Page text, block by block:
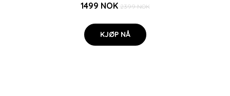
1499 NOK 2399 NOK
KJØP NÅ